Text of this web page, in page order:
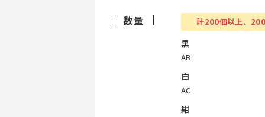
数量 計200個以上、
黒
AB
白
AC
紺